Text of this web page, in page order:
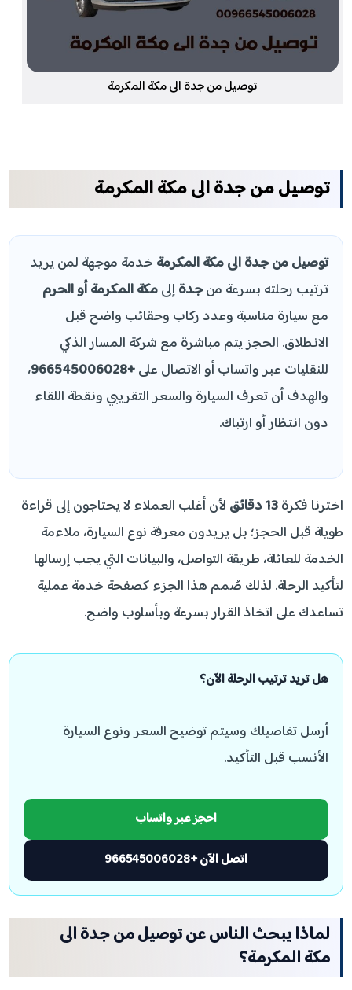
توصيل من جدة الى مكة المكرمة
توصيل من جدة الى مكة المكرمة
توصيل من جدة الى مكة المكرمة خدمة موجهة لمن يريد
ترتيب رحلته بسرعة منجدةإلىمكة المكرمة أو الحرم
مع سيارة مناسبة وعدد ركاب وحقائب واضح قبل
الانطلاق. الحجز يتم مباشرة مع شركة المسار الذكي
للنقليات عبر واتساب أو الاتصال على+966545006028
،
والهدف أن تعرف السيارة والسعر التقريبي ونقطة اللقاء
دون انتظار أو ارتباك.
اخترنا فكرة13 دقائق
لأن أغلب العملاء لا يحتاجون إلى قراءة
طويلة قبل الحجز؛ بل يريدون معرفة نوع السيارة، ملاءمة
الخدمة للعائلة، طريقة التواصل، والبيانات التي يجب إرسالها
لتأكيد الرحلة. لذلك صُمم هذا الجزء كصفحة خدمة عملية
تساعدك على اتخاذ القرار بسرعة وبأسلوب واضح.
هل تريد ترتيب الرحلة الآن؟
أرسل تفاصيلك وسيتم توضيح السعر ونوع السيارة
الأنسب قبل التأكيد.
احجز عبر واتساب
اتصل الآن +966545006028
لماذا يبحث الناس عن توصيل من جدة الى
مكة المكرمة؟